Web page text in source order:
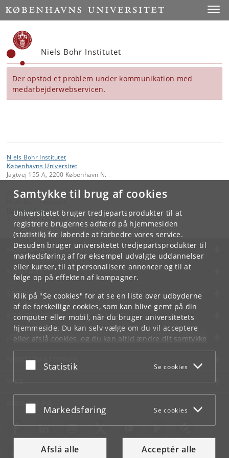
Samtykke til brug af cookies
Universitetet bruger tredjepartsprodukter til at
registrere brugernes adfærd på hjemmesiden
(statistik) for løbende at forbedre vores service.
Desuden bruger universitetet tredjepartsprodukter til
markedsføring af for eksempel udvalgte uddannelser
eller kurser, til at personalisere annoncer og til at
følge op på effekten af kampagner.
Klik på "Se cookies" for at se en liste over udbyderne
af de forskellige cookies, som kan blive gemt på din
computer eller mobil, når du bruger universitetets
hjemmeside. Du kan selv vælge om du vil acceptere
eller afslå cookies, og du kan altid ændre dit samtykke
underCookie- og privatlivspolitiksom du finder i
bunden af hver side.
Acceptér eller afslå
Statistik Se cookies
Acceptér eller afslå
Markedsføring Se cookies
Afslå alle Acceptér alle
Start
Niels Bohr Institutet
Der opstod et problem under kommunikation med
medarbejderwebservicen.
Niels Bohr Institutet
Københavns Universitet
Jagtvej 155 A, 2200 København N.
Kontakt:
Niels Bohr Institutet
NBI@ nbi ku.dk
KØBENHAVNS UNIVERSITET
KONTAKT
SERVICES
FOR STUDERENDE OG ANSATTE
JOB OG KARRIERE
NØDSITUATIONER
WEB
MØD KU PÅ